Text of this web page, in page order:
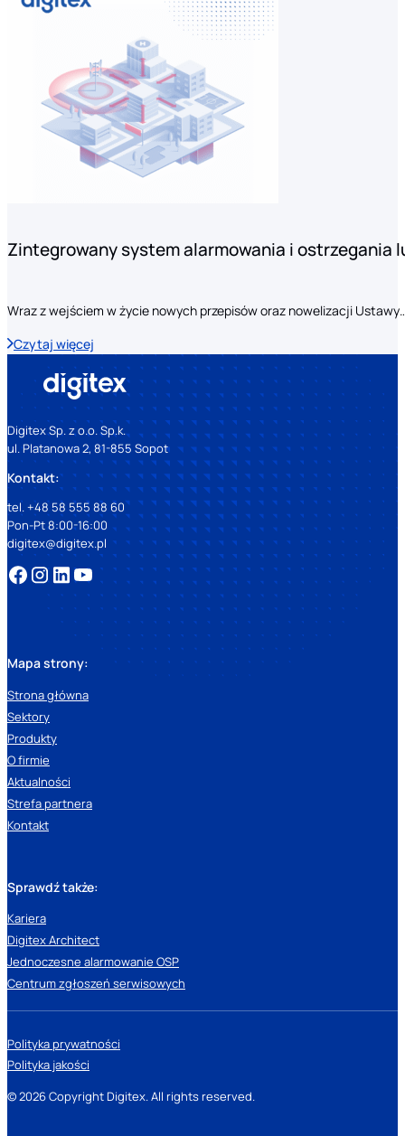
Zintegrowany system alarmowania i ostrzegania
Wraz z wejściem w życie nowych przepisów oraz nowelizacji
Czytaj więcej
Digitex Sp. z o.o. Sp.k.
ul. Platanowa 2, 81-855 Sopot
Kontakt:
tel. +48 58 555 88 60
Pon-Pt 8:00-16:00
digitex@digitex.pl
Mapa strony:
Strona główna
Sektory
Produkty
O firmie
Aktualności
Strefa partnera
Kontakt
Sprawdź także:
Kariera
Digitex Architect
Jednoczesne alarmowanie OSP
Centrum zgłoszeń serwisowych
© 2026 Copyright Digitex. All rights reserved.
Polityka prywatności
Polityka jakości